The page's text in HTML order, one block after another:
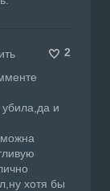
2
убила,да и
хотя бы